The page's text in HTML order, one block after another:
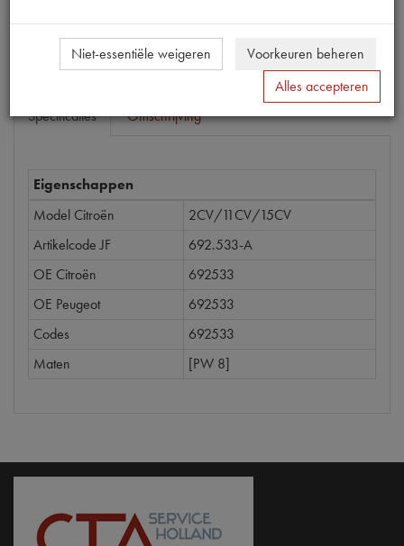
Bestel
Specificaties Omschrijving
Eigenschappen
Model Citroën
2CV/11CV/15CV
Artikelcode JF
692.533-A
OE Citroën
692533
OE Peugeot
692533
Codes
692533
Maten
[PW 8]
Niet-essentiële weigeren
Voorkeuren beheren
Alles accepteren